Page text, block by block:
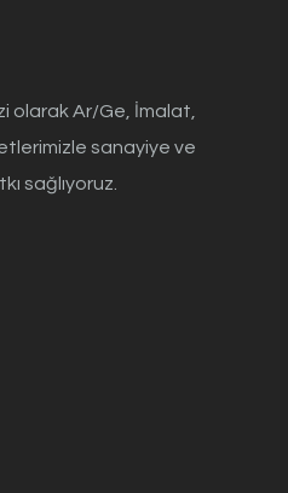
olarak Ar/Ge, İmalat,
sanayiye ve
sağlıyoruz.